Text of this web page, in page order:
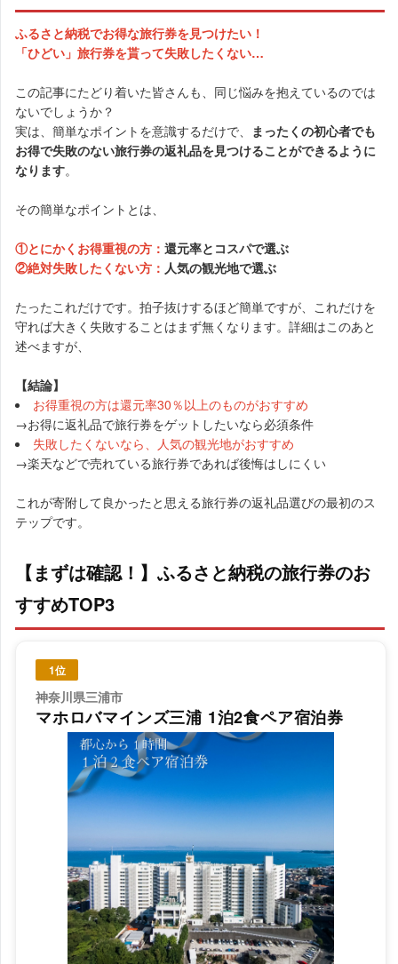
ふるさと納税でお得な旅行券を見つけたい！
「ひどい」旅行券を貰って失敗したくない…
この記事にたどり着いた皆さんも、同じ悩みを抱えているのでは
ないでしょうか？
実は、簡単なポイントを意識するだけで、 まったくの初心者でも
お得で失敗のない旅行券の返礼品を見つけることができるように
なります。
その簡単なポイントとは、
①とにかくお得重視の方： 還元率とコスパで選ぶ
②絶対失敗したくない方： 人気の観光地で選ぶ
たったこれだけです。拍子抜けするほど簡単ですが、これだけを
守れば大きく失敗することはまず無くなります。詳細はこのあと
述べますが、
【結論】
お得重視の方は還元率30％以上のものがおすすめ
→お得に返礼品で旅行券をゲットしたいなら必須条件
失敗したくないなら、人気の観光地がおすすめ
→楽天などで売れている旅行券であれば後悔はしにくい
これが寄附して良かったと思える旅行券の返礼品選びの最初のス
テップです。
【まずは確認！】ふるさと納税の旅行券のお
すすめTOP3
1位
神奈川県三浦市
マホロバマインズ三浦 1泊2食ペア宿泊券